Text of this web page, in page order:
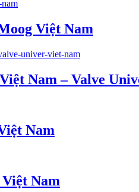
Việt Nam
Nam – Valve
Nam
Nam